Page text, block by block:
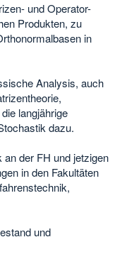
und Operator-
Produkten, zu
in
Analysis, auch
langjährige
dazu.
der FH und jetzigen
in den Fakultäten
und